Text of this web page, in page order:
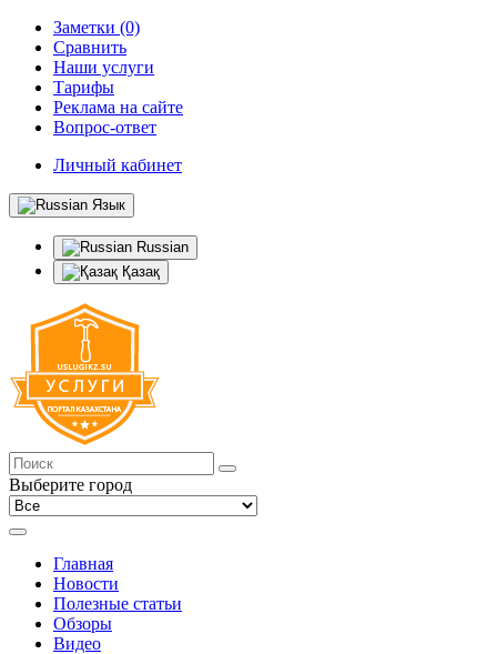
Заметки (0)
Сравнить
Наши услуги
Тарифы
Реклама на сайте
Вопрос-ответ
Личный кабинет
Язык
Russian
Қазақ
Выберите город
Главная
Новости
Полезные статьи
Обзоры
Видео